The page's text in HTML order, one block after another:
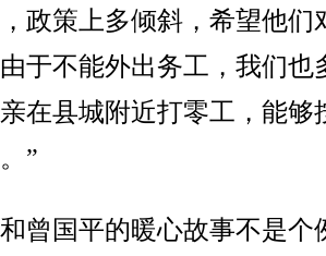
政策上多倾斜，希望他们
于不能外出务工，我们也
在县城附近打零工，能够
”
国平的暖心故事不是个